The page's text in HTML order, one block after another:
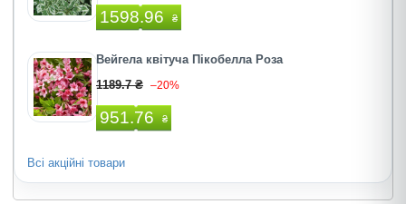
1598.96 ₴
Вейгела квітуча Пікобелла Роза
1189.7 ₴ –20%
951.76 ₴
Всі акційні товари